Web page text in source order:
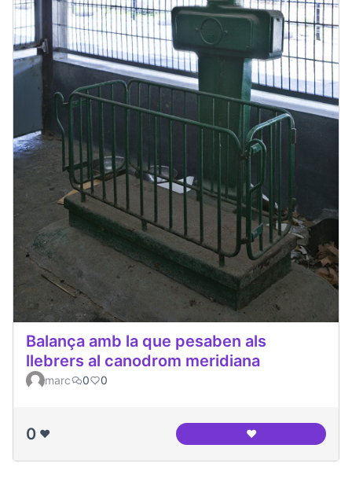
Balança amb la que pesaben als
llebrers al canodrom meridiana
marc 0 0
0 ❤️ ❤️Balança amb la